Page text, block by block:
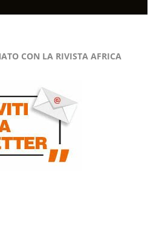
CON LA RIVISTA AFRICA